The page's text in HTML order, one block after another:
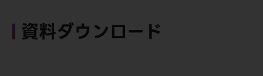
資料ダウンロード